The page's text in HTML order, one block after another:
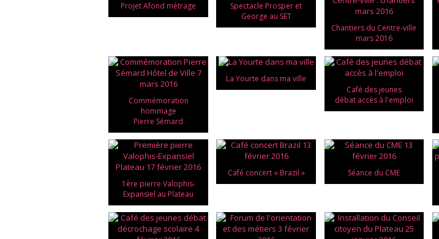
Projet Afond métrage
Spectacle Prosper et
George au SET
Chantiers du Centre-ville
mars 2016
Commémoration
hommage
Pierre Sémard
La Yourte dans ma ville
Café des jeunes
débat accès à l'emploi
1ère pierre Valophis-
Expansiel au Plateau
Café concert « Brazil »
Séance du CME